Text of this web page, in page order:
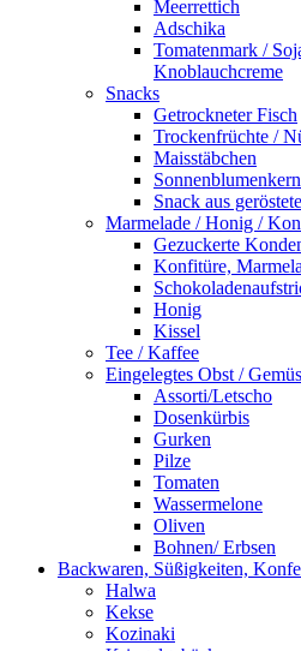
Meerrettich
Adschika
Tomatenmark /
Knoblauchcreme
Snacks
Getrockneter Fisch
Trockenfrüchte /
Maisstäbchen
Snack aus
Marmelade / Honig /
Gezuckerte
Konfitüre,
Honig
Kissel
Tee / Kaffee
Eingelegtes Obst /
Assorti/Letscho
Dosenkürbis
Gurken
Pilze
Tomaten
Wassermelone
Oliven
Bohnen/ Erbsen
Backwaren, Süßigkeiten,
Halwa
Kekse
Kozinaki